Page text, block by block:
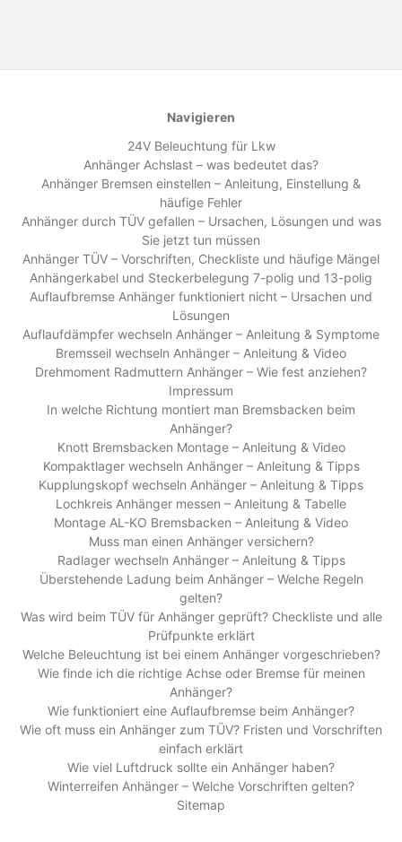
Navigieren
24V Beleuchtung für Lkw
Anhänger Achslast – was bedeutet das?
Anhänger Bremsen einstellen – Anleitung, Einstellung &
häufige Fehler
Anhänger durch TÜV gefallen – Ursachen, Lösungen und was
Sie jetzt tun müssen
Anhänger TÜV – Vorschriften, Checkliste und häufige Mängel
Anhängerkabel und Steckerbelegung 7-polig und 13-polig
Auflaufbremse Anhänger funktioniert nicht – Ursachen und
Lösungen
Auflaufdämpfer wechseln Anhänger – Anleitung & Symptome
Bremsseil wechseln Anhänger – Anleitung & Video
Drehmoment Radmuttern Anhänger – Wie fest anziehen?
Impressum
In welche Richtung montiert man Bremsbacken beim
Anhänger?
Knott Bremsbacken Montage – Anleitung & Video
Kompaktlager wechseln Anhänger – Anleitung & Tipps
Kupplungskopf wechseln Anhänger – Anleitung & Tipps
Lochkreis Anhänger messen – Anleitung & Tabelle
Montage AL-KO Bremsbacken – Anleitung & Video
Muss man einen Anhänger versichern?
Radlager wechseln Anhänger – Anleitung & Tipps
Überstehende Ladung beim Anhänger – Welche Regeln
gelten?
Was wird beim TÜV für Anhänger geprüft? Checkliste und alle
Prüfpunkte erklärt
Welche Beleuchtung ist bei einem Anhänger vorgeschrieben?
Wie finde ich die richtige Achse oder Bremse für meinen
Anhänger?
Wie funktioniert eine Auflaufbremse beim Anhänger?
Wie oft muss ein Anhänger zum TÜV? Fristen und Vorschriften
einfach erklärt
Wie viel Luftdruck sollte ein Anhänger haben?
Winterreifen Anhänger – Welche Vorschriften gelten?
Sitemap